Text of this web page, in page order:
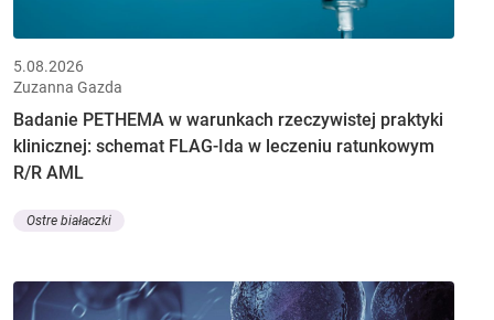
5.08.2026
Zuzanna Gazda
Badanie PETHEMA w warunkach rzeczywistej praktyki
klinicznej: schemat FLAG-Ida w leczeniu ratunkowym
R/R AML
Ostre białaczki